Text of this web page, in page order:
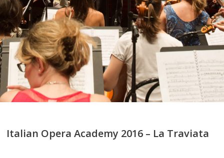
Italian Opera Academy 2016 – La Traviata